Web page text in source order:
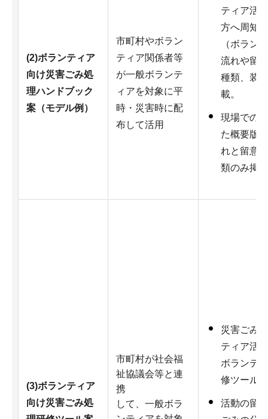
(2)ボランティア
向け災害ごみ処
理ハンドブック
案（モデル例）
市町村やボラン
ティア関係者等
が一般ボランテ
ィアを対象に平
時・災害時に配
布して活用
ティア活
方へ周知
（ボラン
流れや留
種類、装
載。
現場での
た概要版
れと留意
類のみ掲
(3)ボランティア
向け災害ごみ処
市町村が社会福
祉協議会等と連
携
して、一般ボラ
災害ごみ
ティア活
ボランテ
修ツール。
活動の留